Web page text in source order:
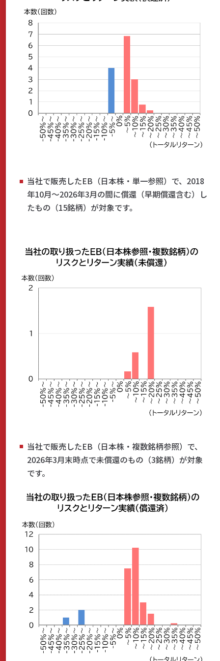
当社で販売したEB（日本株・単一参照）で、2018
年10月～2026年3月の間に償還（早期償還含む）し
たもの（15銘柄）が対象です。
当社で販売したEB（日本株・複数銘柄参照）で、
2026年3月末時点で未償還のもの（3銘柄）が対象
です。